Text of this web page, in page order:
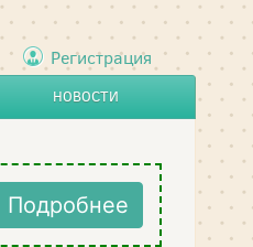
Регистрация
НОВОСТИ
Подробнее